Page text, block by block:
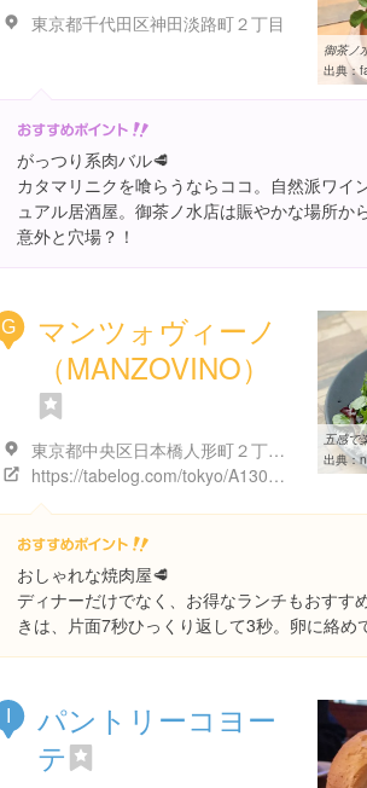
東京都千代田区神田淡路町２丁目
出典：
がっつり系肉バル🥩
カタマリニクを喰らうならココ。自然派ワイ
ュアル居酒屋。御茶ノ水店は賑やかな場所か
意外と穴場？！
G
マンツォヴィーノ
（MANZOVINO）
東京都中央区日本橋人形町２丁目３１-１３
https://tabelog.com/tokyo/A1302/A130204/13212320/
出典：
おしゃれな焼肉屋🥩
ディナーだけでなく、お得なランチもおすす
きは、片面7秒ひっくり返して3秒。卵に絡め
パントリーコヨー
テ